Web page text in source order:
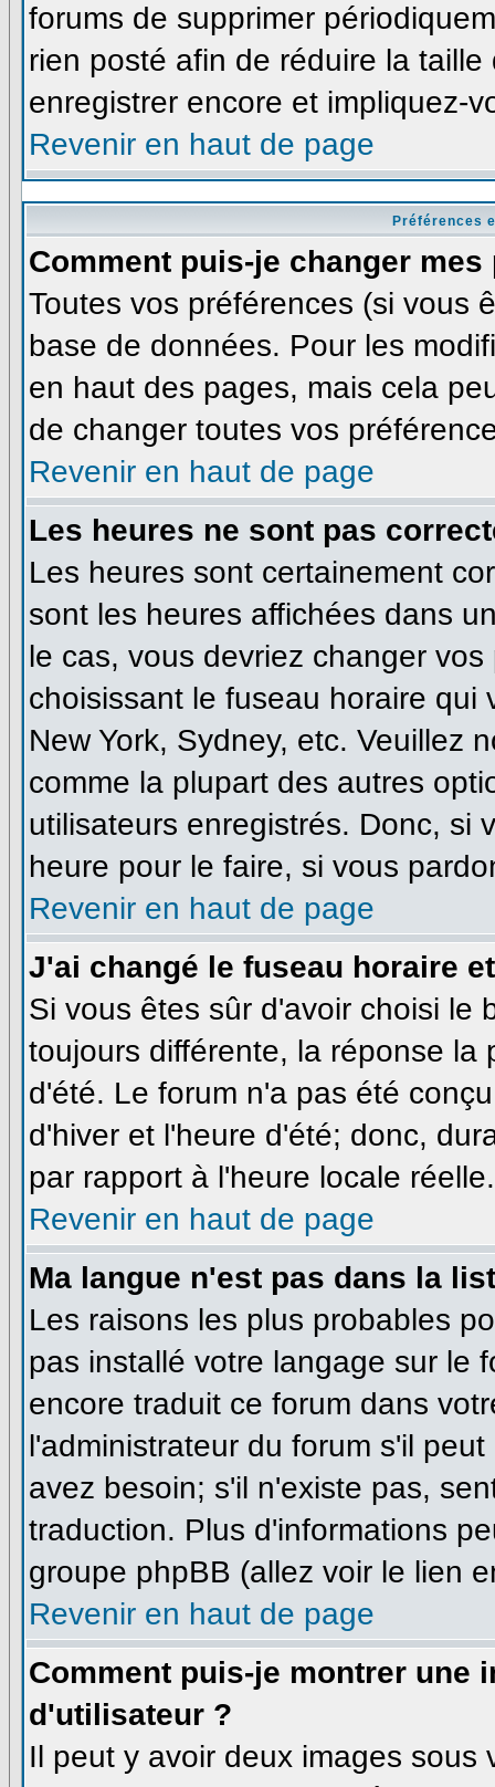
forums de supprimer
rien posté afin de réduire la
enregistrer encore et impliquez-
Revenir en haut de page
Préférences
Comment puis-je changer
Toutes vos préférences (si vous
base de données. Pour les
en haut des pages, mais cela
de changer toutes vos
Revenir en haut de page
Les heures ne sont pas
Les heures sont certainement
sont les heures affichées dans
le cas, vous devriez changer
choisissant le fuseau horaire
New York, Sydney, etc. Veuillez
comme la plupart des autres
utilisateurs enregistrés. Donc, si
heure pour le faire, si vous
Revenir en haut de page
J'ai changé le fuseau horaire
Si vous êtes sûr d'avoir choisi le
toujours différente, la réponse la
d'été. Le forum n'a pas été
d'hiver et l'heure d'été; donc,
par rapport à l'heure locale réelle.
Revenir en haut de page
Ma langue n'est pas dans la
Les raisons les plus probables
pas installé votre langage sur le
encore traduit ce forum dans
l'administrateur du forum s'il
avez besoin; s'il n'existe pas,
traduction. Plus d'informations
groupe phpBB (allez voir le lien
Revenir en haut de page
Comment puis-je montrer une
d'utilisateur ?
Il peut y avoir deux images sous